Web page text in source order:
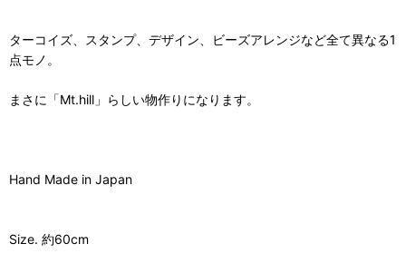
ターコイズ、スタンプ、デザイン、ビーズアレンジなど全て異なる1
点モノ。
まさに「Mt.hill」らしい物作りになります。
Hand Made in Japan
Size. 約60cm